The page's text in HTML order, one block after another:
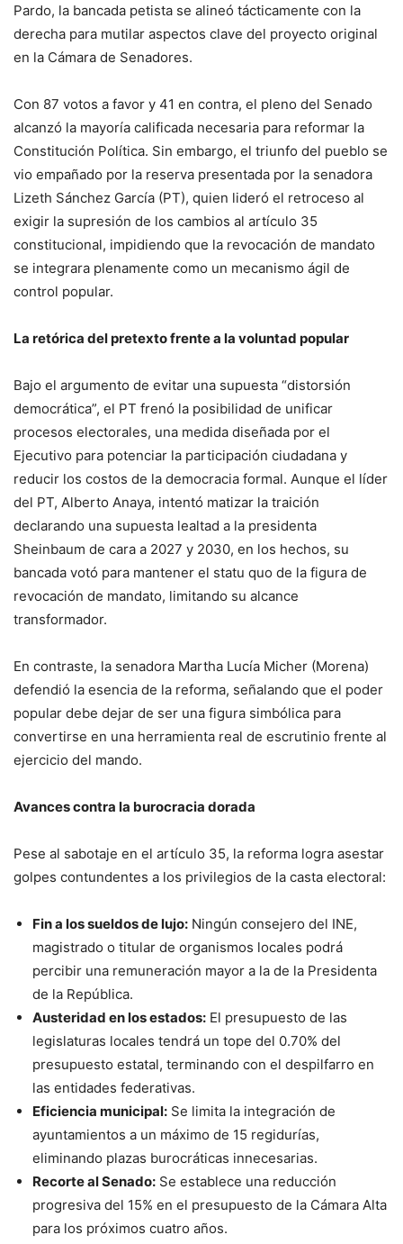
Pardo, la bancada petista se alineó tácticamente con la
derecha para mutilar aspectos clave del proyecto original
en la Cámara de Senadores.
Con 87 votos a favor y 41 en contra, el pleno del Senado
alcanzó la mayoría calificada necesaria para reformar la
Constitución Política. Sin embargo, el triunfo del pueblo se
vio empañado por la reserva presentada por la senadora
Lizeth Sánchez García (PT), quien lideró el retroceso al
exigir la supresión de los cambios al artículo 35
constitucional, impidiendo que la revocación de mandato
se integrara plenamente como un mecanismo ágil de
control popular.
La retórica del pretexto frente a la voluntad popular
Bajo el argumento de evitar una supuesta “distorsión
democrática”, el PT frenó la posibilidad de unificar
procesos electorales, una medida diseñada por el
Ejecutivo para potenciar la participación ciudadana y
reducir los costos de la democracia formal. Aunque el líder
del PT, Alberto Anaya, intentó matizar la traición
declarando una supuesta lealtad a la presidenta
Sheinbaum de cara a 2027 y 2030, en los hechos, su
bancada votó para mantener el statu quo de la figura de
revocación de mandato, limitando su alcance
transformador.
En contraste, la senadora Martha Lucía Micher (Morena)
defendió la esencia de la reforma, señalando que el poder
popular debe dejar de ser una figura simbólica para
convertirse en una herramienta real de escrutinio frente al
ejercicio del mando.
Avances contra la burocracia dorada
Pese al sabotaje en el artículo 35, la reforma logra asestar
golpes contundentes a los privilegios de la casta electoral:
Fin a los sueldos de lujo: Ningún consejero del INE,
magistrado o titular de organismos locales podrá
percibir una remuneración mayor a la de la Presidenta
de la República.
Austeridad en los estados: El presupuesto de las
legislaturas locales tendrá un tope del 0.70% del
presupuesto estatal, terminando con el despilfarro en
las entidades federativas.
Eficiencia municipal: Se limita la integración de
ayuntamientos a un máximo de 15 regidurías,
eliminando plazas burocráticas innecesarias.
Recorte al Senado: Se establece una reducción
progresiva del 15% en el presupuesto de la Cámara Alta
para los próximos cuatro años.